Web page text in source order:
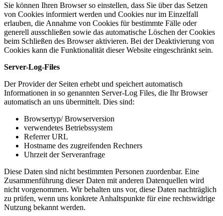
Sie können Ihren Browser so einstellen, dass Sie über das Setzen
von Cookies informiert werden und Cookies nur im Einzelfall
erlauben, die Annahme von Cookies für bestimmte Fälle oder
generell ausschließen sowie das automatische Löschen der Cookies
beim Schließen des Browser aktivieren. Bei der Deaktivierung von
Cookies kann die Funktionalität dieser Website eingeschränkt sein.
Server-Log-Files
Der Provider der Seiten erhebt und speichert automatisch
Informationen in so genannten Server-Log Files, die Ihr Browser
automatisch an uns übermittelt. Dies sind:
Browsertyp/ Browserversion
verwendetes Betriebssystem
Referrer URL
Hostname des zugreifenden Rechners
Uhrzeit der Serveranfrage
Diese Daten sind nicht bestimmten Personen zuordenbar. Eine
Zusammenführung dieser Daten mit anderen Datenquellen wird
nicht vorgenommen. Wir behalten uns vor, diese Daten nachträglich
zu prüfen, wenn uns konkrete Anhaltspunkte für eine rechtswidrige
Nutzung bekannt werden.